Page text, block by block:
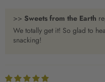
>> Sweets from the Earth
We totally get it! So glad to
snacking!